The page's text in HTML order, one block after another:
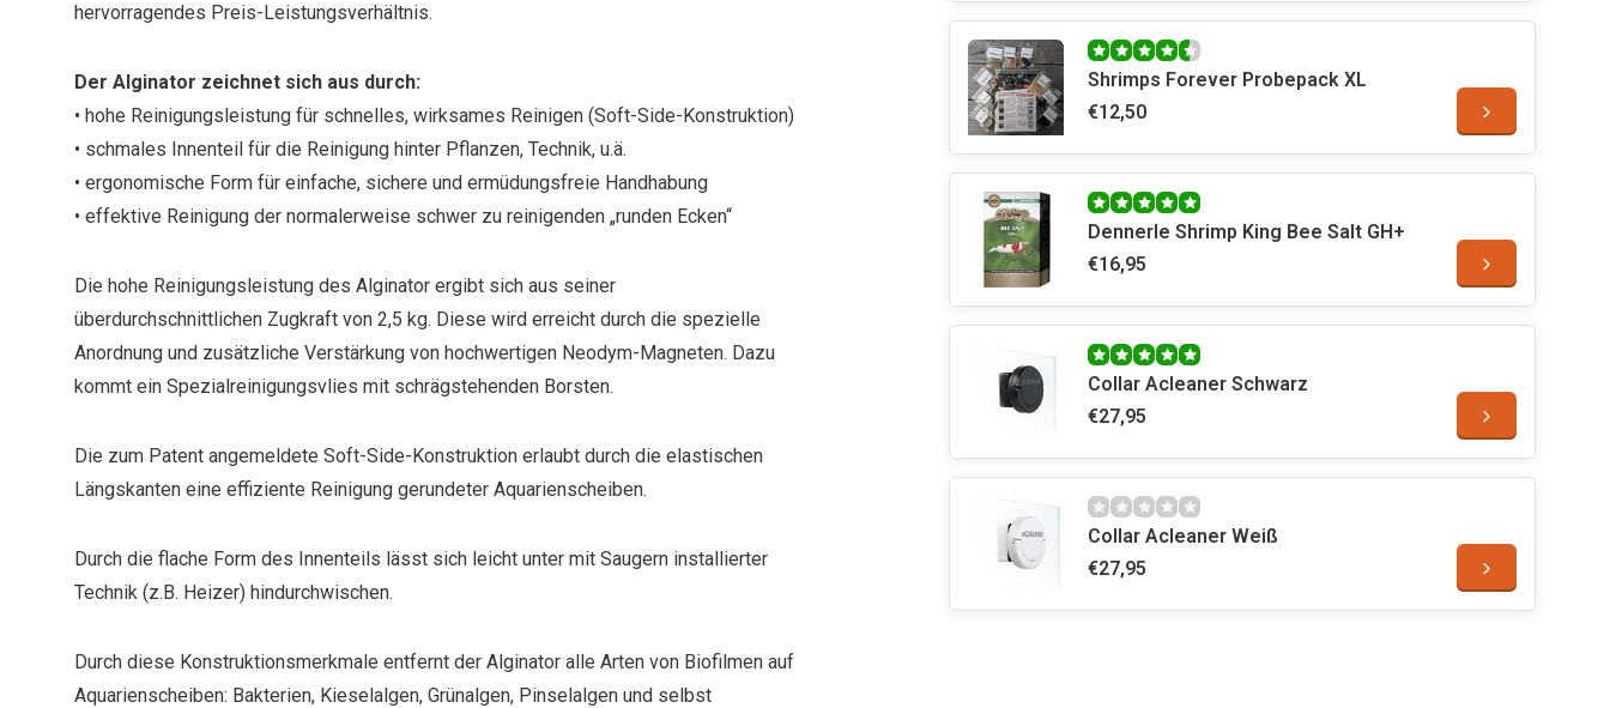
hervorragendes Preis-Leistungsverhältnis.
Der Alginator zeichnet sich aus durch:
• hohe Reinigungsleistung für schnelles, wirksames Reinigen (Soft-Side-Konstruktion)
• schmales Innenteil für die Reinigung hinter Pflanzen, Technik, u.ä.
• ergonomische Form für einfache, sichere und ermüdungsfreie Handhabung
• effektive Reinigung der normalerweise schwer zu reinigenden „runden Ecken“
Die hohe Reinigungsleistung des Alginator ergibt sich aus seiner
überdurchschnittlichen Zugkraft von 2,5 kg. Diese wird erreicht durch die spezielle
Anordnung und zusätzliche Verstärkung von hochwertigen Neodym-Magneten. Dazu
kommt ein Spezialreinigungsvlies mit schrägstehenden Borsten.
Die zum Patent angemeldete Soft-Side-Konstruktion erlaubt durch die elastischen
Längskanten eine effiziente Reinigung gerundeter Aquarienscheiben.
Durch die flache Form des Innenteils lässt sich leicht unter mit Saugern installierter
Technik (z.B. Heizer) hindurchwischen.
Durch diese Konstruktionsmerkmale entfernt der Alginator alle Arten von Biofilmen auf
Aquarienscheiben: Bakterien, Kieselalgen, Grünalgen, Pinselalgen und selbst
Shrimps Forever Probepack XL
€12,50
Dennerle Shrimp King Bee Salt GH+
€16,95
Collar Acleaner Schwarz
€27,95
Collar Acleaner Weiß
€27,95